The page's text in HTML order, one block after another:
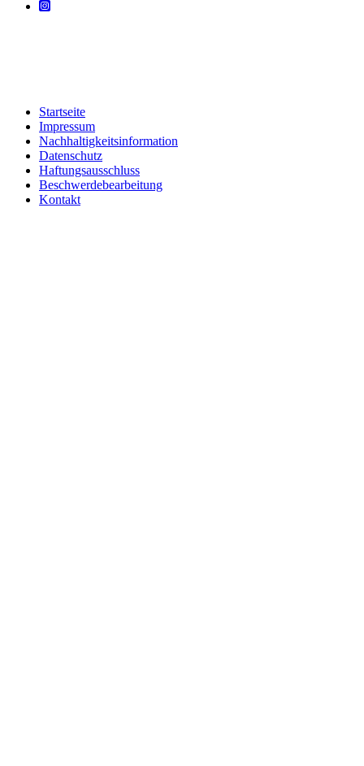
Startseite
Impressum
Nachhaltigkeitsinformation
Datenschutz
Haftungsausschluss
Beschwerdebearbeitung
Kontakt